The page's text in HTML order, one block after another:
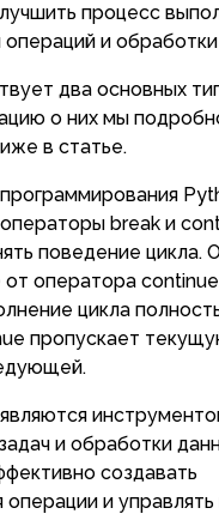
процесс
и
два основных
о них мы
в статье.
break и
поведение цикла.
от оператора
цикла
пропускает
и обработки
создавать
и